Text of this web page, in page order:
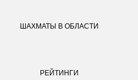
ШАХМАТЫ В ОБЛАСТИ
РЕЙТИНГИ